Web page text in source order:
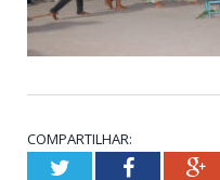
COMPARTILHAR:
TwitterFacebook